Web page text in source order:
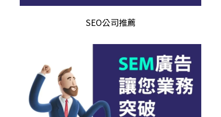
SEO公司推薦